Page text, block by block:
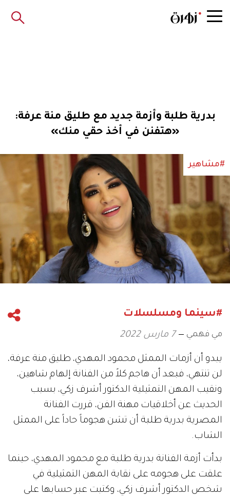
بدرية طلبة وأزمة جديد مع طليق منة عرفة:
«هتفنن في أخذ حقي منك»
#مشاهير
#سينما ومسلسلات
مي فهمي 7 مارس 2022
يبدو أن أزمات الممثل محمود المهدي، طليق منة عرفة،
لن تنتهي، فبعد أن هاجم كلاً من الفنانة إلهام شاهين،
ونقيب المهن التمثيلية الدكتور أشرف زكي، بسبب
الحديث عن أخلاقيات مهنة الفن، قررت الفنانة
المصرية بدرية طلبة أن تشن هجوماً حاداً على الممثل
الشاب.
بدأت أزمة الفنانة بدرية طلبة مع محمود المهدي، حينما
علقت على هجومه على نقابة المهن التمثيلية في
شخص الدكتور أشرف زكي، وكتبت عبر حسابها على